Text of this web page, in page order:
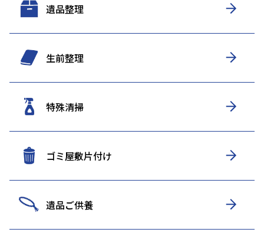
遺品整理
生前整理
特殊清掃
ゴミ屋敷片付け
遺品ご供養